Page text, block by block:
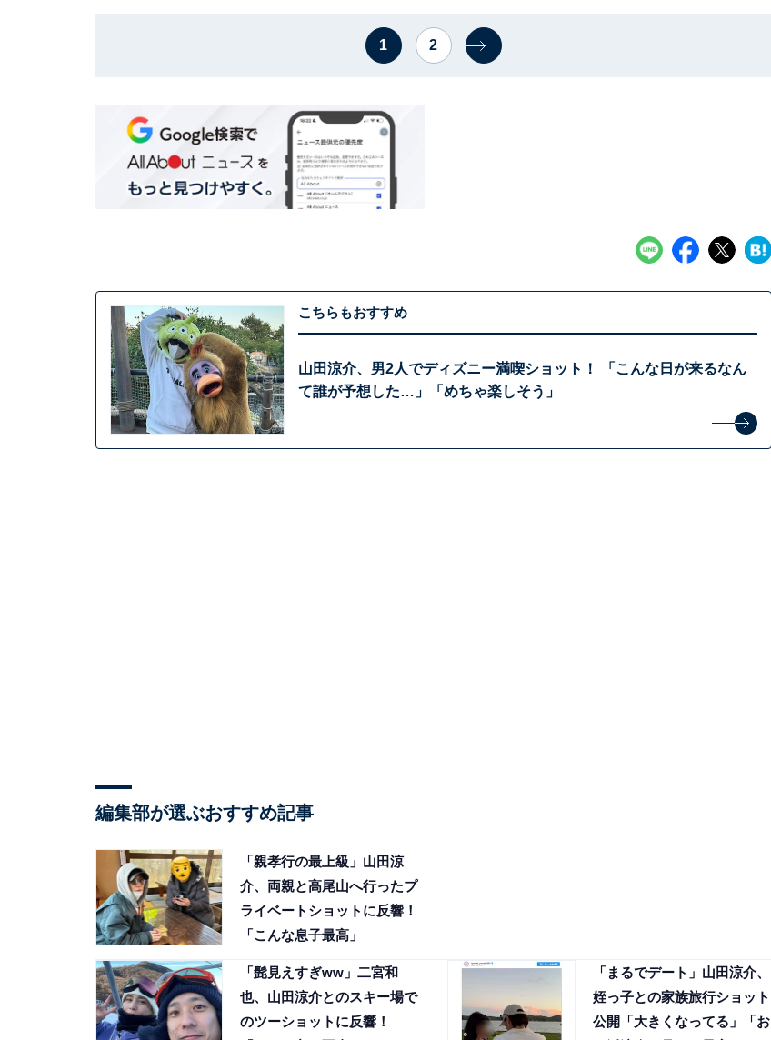
1 2
こちらもおすすめ
山田涼介、男2人でディズニー満喫ショット！ 「こんな日が来るなん
て誰が予想した…」「めちゃ楽しそう」
編集部が選ぶおすすめ記事
「親孝行の最上級」山田涼
介、両親と高尾山へ行ったプ
ライベートショットに反響！
「こんな息子最高」
「髭見えすぎww」二宮和
也、山田涼介とのスキー場で
のツーショットに反響！
「まるでデート」山田涼介、
姪っ子との家族旅行ショット
公開「大きくなってる」「お